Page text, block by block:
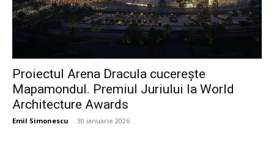
Proiectul Arena Dracula cucerește
Mapamondul. Premiul Juriului la World
Architecture Awards
Emil Simonescu - 30 ianuarie 2026